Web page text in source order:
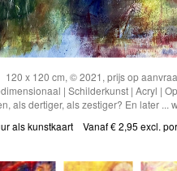
120 x 120 cm, © 2021, prijs op
| Schilderkunst | Acryl |
als dertiger, als zestiger? En later
als kunstkaart Vanaf € 2,95 excl.